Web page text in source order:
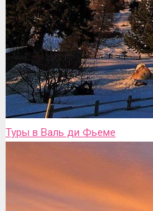
Туры в Валь ди Фьеме